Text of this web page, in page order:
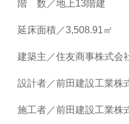
階 数／地上13階建
延床面積／3,508.91㎡
建築主／住友商事株式会
設計者／前田建設工業株
施工者／前田建設工業株